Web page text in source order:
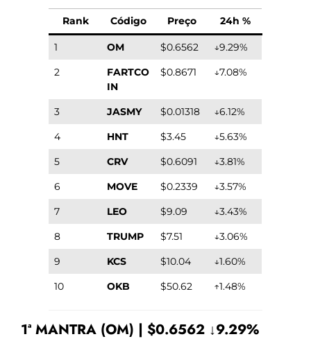
Rank Código Preço 24h %
1 OM $0.6562
↓9.29%
2
FARTCO
IN
$0.8671 ↓7.08%
3 JASMY $0.01318
↓6.12%
4
HNT $3.45
↓5.63%
5
CRV $0.6091
↓3.81%
6
MOVE $0.2339
↓3.57%
7
LEO $9.09
↓3.43%
8
TRUMP $7.51
↓3.06%
9
KCS $10.04
↓1.60%
10
OKB $50.62 ↑1.48%
1ª MANTRA (OM) | $0.6562 ↓9.29%